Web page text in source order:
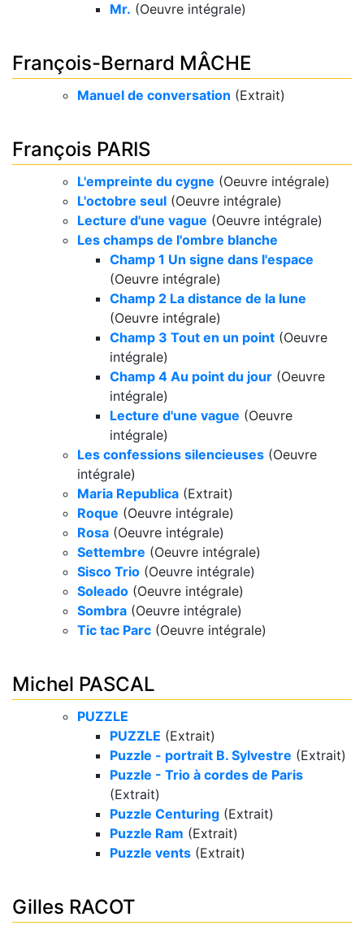
Mr. (Oeuvre intégrale)
François-Bernard MÂCHE
Manuel de conversation (Extrait)
François PARIS
L'empreinte du cygne (Oeuvre intégrale)
L'octobre seul (Oeuvre intégrale)
Lecture d'une vague (Oeuvre intégrale)
Les champs de l'ombre blanche
Champ 1 Un signe dans l'espace
(Oeuvre intégrale)
Champ 2 La distance de la lune
(Oeuvre intégrale)
Champ 3 Tout en un point (Oeuvre
intégrale)
Champ 4 Au point du jour (Oeuvre
intégrale)
Lecture d'une vague (Oeuvre
intégrale)
Les confessions silencieuses (Oeuvre
intégrale)
Maria Republica (Extrait)
Roque (Oeuvre intégrale)
Rosa (Oeuvre intégrale)
Settembre (Oeuvre intégrale)
Sisco Trio (Oeuvre intégrale)
Soleado (Oeuvre intégrale)
Sombra (Oeuvre intégrale)
Tic tac Parc (Oeuvre intégrale)
Michel PASCAL
PUZZLE
PUZZLE (Extrait)
Puzzle - portrait B. Sylvestre (Extrait)
Puzzle - Trio à cordes de Paris
(Extrait)
Puzzle Centuring (Extrait)
Puzzle Ram (Extrait)
Puzzle vents (Extrait)
Gilles RACOT